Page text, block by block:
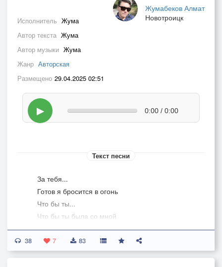
Жумабеков Алмат
Новотроицк
Исполнитель Жума
Автор текста Жума
Автор музыки Жума
Жанр Авторская
Размещено 29.04.2025 02:51
▶ 0:00 / 0:00
Текст песни
За тебя...
Готов я бросится в огонь
Что бы ты...
Что бы ты была со мной
Мне не знать
что случилось вдруг со мной
Это ты....
38 7 83